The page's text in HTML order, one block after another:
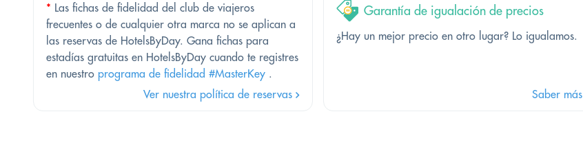
* Las fichas de fidelidad del club de viajeros
frecuentes o de cualquier otra marca no se aplican a
las reservas de HotelsByDay. Gana fichas para
estadías gratuitas en HotelsByDay cuando te registres
en nuestro programa de fidelidad #MasterKey .
Ver nuestra política de reservas
Garantía de igualación de precios
¿Hay un mejor precio en otro lugar? Lo igualamos.
Saber más